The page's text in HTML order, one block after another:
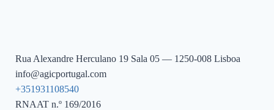
Rua Alexandre Herculano 19 Sala 05 — 1250-008 Lisboa
info@agicportugal.com
+351931108540
RNAAT n.º 169/2016